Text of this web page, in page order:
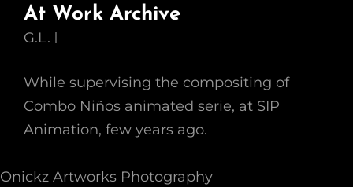
At Work Archive
G.L.
While supervising the compositing of
Combo Niños animated serie, at SIP
Animation, few years ago.
Onickz Artworks Photography